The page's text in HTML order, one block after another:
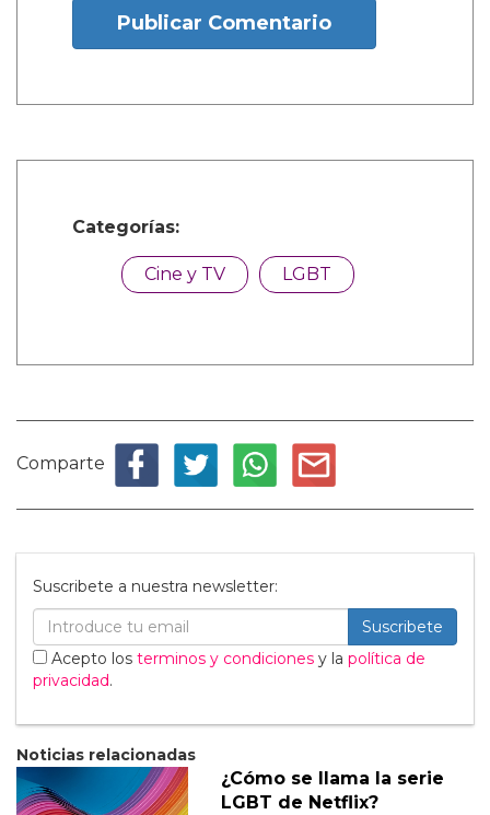
Publicar Comentario
Categorías:
Cine y TV LGBT
Comparte
Suscribete a nuestra newsletter:
Suscribete
Acepto los terminos y condiciones y la política de
privacidad.
Noticias relacionadas
¿Cómo se llama la serie
LGBT de Netflix?